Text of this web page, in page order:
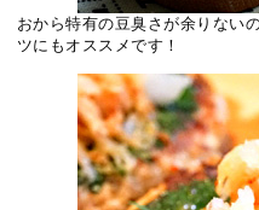
おから特有の豆臭さが余りない
ツにもオススメです！